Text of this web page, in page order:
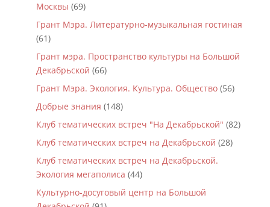
Москвы (69)
Грант Мэра. Литературно-музыкальная гостиная
(61)
Грант мэра. Пространство культуры на Большой
Декабрьской (66)
Грант Мэра. Экология. Культура. Общество(56)
Добрые знания (148)
Клуб тематических встреч "На Декабрьской" (82)
Клуб тематических встреч на Декабрьской (28)
Клуб тематических встреч на Декабрьской.
Экология мегаполиса (44)
Культурно-досуговый центр на Большой